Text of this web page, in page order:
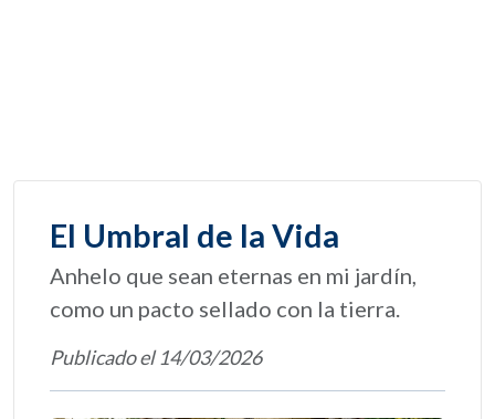
El Umbral de la Vida
Anhelo que sean eternas en mi jardín,
como un pacto sellado con la tierra.
Publicado el 14/03/2026